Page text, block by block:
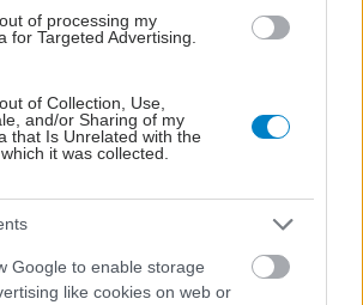
of processing my
for Targeted Advertising.
of Collection, Use,
and/or Sharing of my
that Is Unrelated with the
it was collected.
Google to enable storage
like cookies on web or